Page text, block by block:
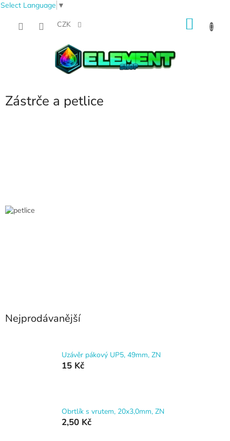
Select Language ▼
CZK
Zástrče a petlice
Nejprodávanější
Uzávěr pákový UP5, 49mm, ZN
15 Kč
Obrtlík s vrutem, 20x3,0mm, ZN
2,50 Kč